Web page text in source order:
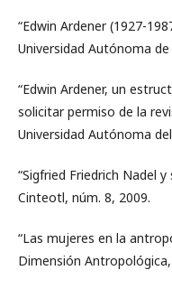
“Edwin Ardener (1927-
Universidad Autónoma
“Edwin Ardener, un
solicitar permiso de la
Universidad Autónoma
“Sigfried Friedrich Nadel
Cinteotl, núm. 8, 2009.
“Las mujeres en la
Dimensión